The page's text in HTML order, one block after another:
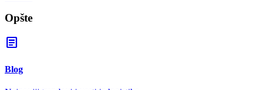
Opšte
article
Blog